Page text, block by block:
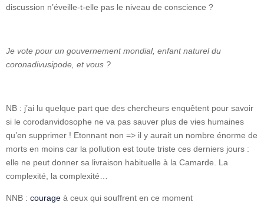
discussion n’éveille-t-elle pas le niveau de conscience ?
Je vote pour un gouvernement mondial, enfant naturel du
coronadivusipode, et vous ?
NB : j’ai lu quelque part que des chercheurs enquêtent pour savoir
si le corodanvidosophe ne va pas sauver plus de vies humaines
qu’en supprimer ! Etonnant non => il y aurait un nombre énorme de
morts en moins car la pollution est toute triste ces derniers jours :
elle ne peut donner sa livraison habituelle à la Camarde. La
complexité, la complexité…
NNB : courage à ceux qui souffrent en ce moment